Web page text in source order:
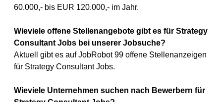
60.000,- bis EUR 120.000,- im Jahr.
Wieviele offene Stellenangebote gibt es für Strategy
Consultant Jobs bei unserer Jobsuche?
Aktuell gibt es auf JobRobot 99 offene Stellenanzeigen
für Strategy Consultant Jobs.
Wieviele Unternehmen suchen nach Bewerbern für